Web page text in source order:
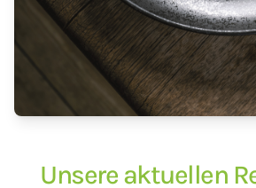
Unsere aktuellen